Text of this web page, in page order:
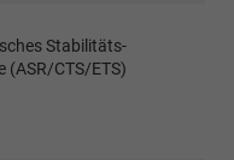
Stabilitäts-
(ASR/CTS/ETS)